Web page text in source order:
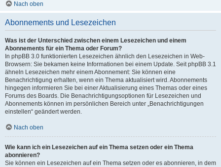
Nach oben
Abonnements und Lesezeichen
Was ist der Unterschied zwischen einem Lesezeichen und einem
Abonnements für ein Thema oder Forum?
In phpBB 3.0 funktionierten Lesezeichen ähnlich den Lesezeichen in Web-
Browsern: Sie bekamen keine Informationen bei einem Update. Seit phpBB 3.1
ähneln Lesezeichen mehr einem Abonnement: Sie können eine
Benachrichtigung erhalten, wenn ein Thema aktualisiert wird. Abonnements
hingegen informieren Sie bei einer Aktualisierung eines Themas oder eines
Forums des Boards. Die Benachrichtigungsoptionen für Lesezeichen und
Abonnements können im persönlichen Bereich unter „Benachrichtigungen
einstellen“ geändert werden.
Nach oben
Wie kann ich ein Lesezeichen auf ein Thema setzen oder ein Thema
abonnieren?
Sie können ein Lesezeichen auf ein Thema setzen oder es abonnieren, in dem